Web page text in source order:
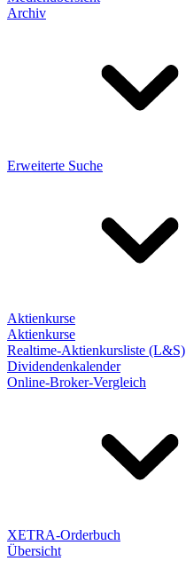
Archiv
Erweiterte Suche
Aktienkurse
Aktienkurse
Realtime-Aktienkursliste (L&S)
Dividendenkalender
Online-Broker-Vergleich
XETRA-Orderbuch
Übersicht